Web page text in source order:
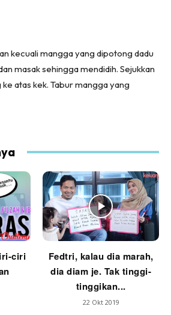
kecuali mangga yang dipotong dadu
masak sehingga mendidih. Sejukkan
atas kek. Tabur mangga yang
ciri
Fedtri, kalau dia marah,
dia diam je. Tak tinggi-
tinggikan...
22 Okt 2019